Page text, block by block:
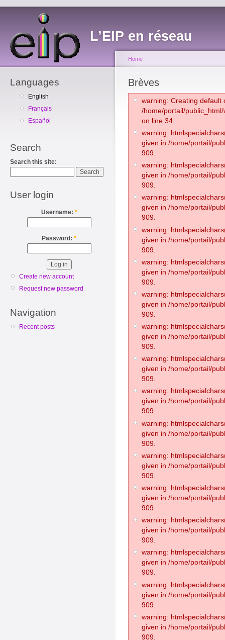
L’EIP en réseau
Languages
English
Français
Español
Search
Search this site:
User login
Username: *
Password: *
Create new account
Request new password
Navigation
Recent posts
Home
Brèves
warning: Creating default
/home/portail/
on line 34.
warning:
given in /home/portail/
909.
warning:
given in /home/portail/
909.
warning:
given in /home/portail/
909.
warning:
given in /home/portail/
909.
warning:
given in /home/portail/
909.
warning:
given in /home/portail/
909.
warning:
given in /home/portail/
909.
warning:
given in /home/portail/
909.
warning:
given in /home/portail/
909.
warning:
given in /home/portail/
909.
warning:
given in /home/portail/
909.
warning:
given in /home/portail/
909.
warning:
given in /home/portail/
909.
warning:
given in /home/portail/
909.
warning:
given in /home/portail/
909.
warning:
given in /home/portail/
909.